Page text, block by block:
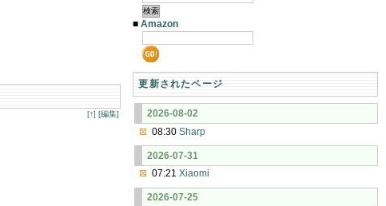
[↑] [編集]
■Amazon
更新されたページ
2026-08-02
08:30Sharp
2026-07-31
07:21Xiaomi
2026-07-25